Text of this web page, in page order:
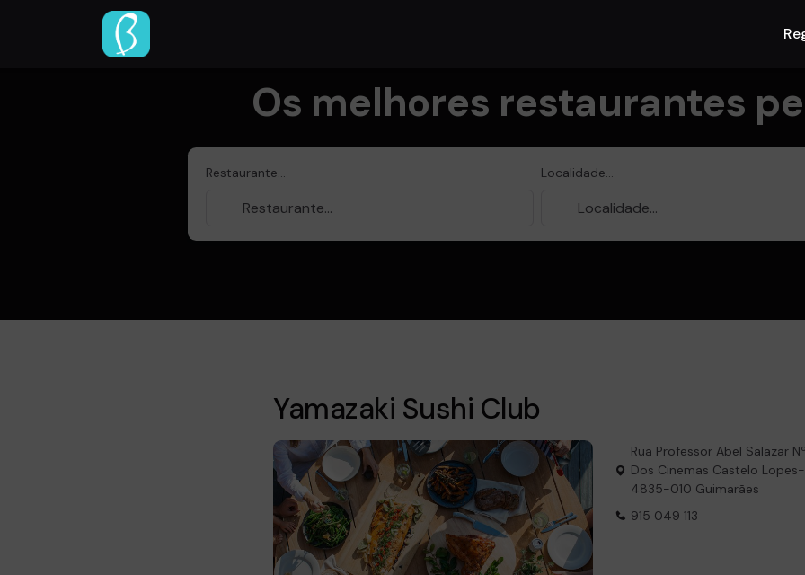
Os melhores restaurantes
Restaurante... Localidade...
Yamazaki Sushi Club
Rua Professor Abel Salazar
Dos Cinemas Castelo
4835-010 Guimarães
915 049 113